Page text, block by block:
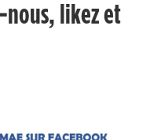
nous, likez et